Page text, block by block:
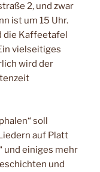
2, und zwar
ist um 15 Uhr.
die Kaffeetafel
vielseitiges
wird der
soll
auf Platt
und einiges mehr
und